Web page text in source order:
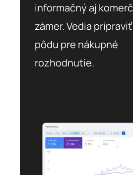
informačný aj
zámer. Vedia pripraviť
pôdu pre nákupné
rozhodnutie.